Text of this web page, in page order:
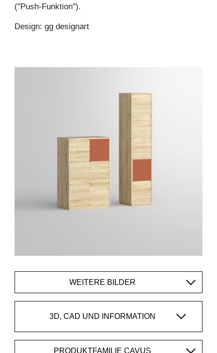
("Push-Funktion").
Design: gg designart
WEITERE BILDER
3D, CAD UND INFORMATION
PRODUKTFAMILIE CAVUS